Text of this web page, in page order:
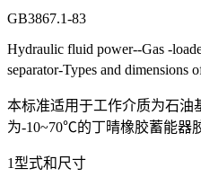
GB3867.1-83
Hydraulic fluid power--Gas -
separator-Types and dimensions
本标准适用于工作介质为石油
为-10~70℃的丁晴橡胶蓄能器
1型式和尺寸